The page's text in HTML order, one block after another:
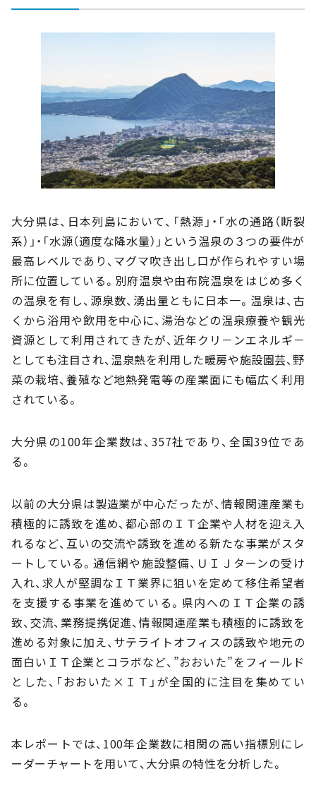
大分県は、日本列島において、「熱源」・「水の通路（断裂
系）」・「水源（適度な降水量）」という温泉の３つの要件が
最高レベルであり、マグマ吹き出し口が作られやすい場
所に位置している。別府温泉や由布院温泉をはじめ多く
の温泉を有し、源泉数、湧出量ともに日本一。温泉は、古
くから浴用や飲用を中心に、湯治などの温泉療養や観光
資源として利用されてきたが、近年クリ－ンエネルギ－
としても注目され、温泉熱を利用した暖房や施設園芸、野
菜の栽培、養殖など地熱発電等の産業面にも幅広く利用
されている。
大分県の100年企業数は、357社であり、全国39位であ
る。
以前の大分県は製造業が中心だったが、情報関連産業も
積極的に誘致を進め、都心部のＩＴ企業や人材を迎え入
れるなど、互いの交流や誘致を進める新たな事業がスタ
ートしている。通信網や施設整備、ＵＩＪターンの受け
入れ、求人が堅調なＩＴ業界に狙いを定めて移住希望者
を支援する事業を進めている。県内へのＩＴ企業の誘
致、交流、業務提携促進、情報関連産業も積極的に誘致を
進める対象に加え、サテライトオフィスの誘致や地元の
面白いＩＴ企業とコラボなど、”おおいた”をフィールド
とした、「おおいた×ＩＴ」が全国的に注目を集めてい
る。
本レポートでは、100年企業数に相関の高い指標別にレ
ーダーチャートを用いて、大分県の特性を分析した。